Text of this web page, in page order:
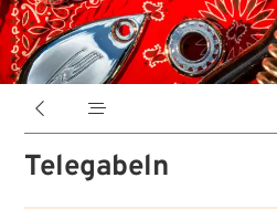
 
Telegabeln